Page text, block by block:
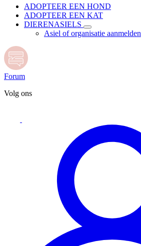
ADOPTEER EEN HOND
ADOPTEER EEN KAT
DIERENASIELS
Asiel of organisatie aanmelden
Forum
Volg ons